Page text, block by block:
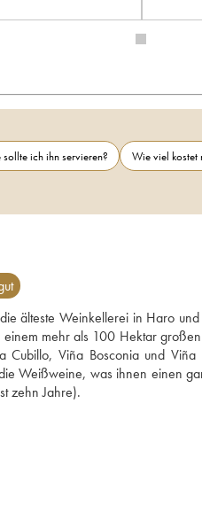
ich ihn servieren?
Wie viel kostet
älteste Weinkellerei in Haro
mehr als 100 Hektar
Viña Bosconia und Viña
Weißweine, was ihnen einen